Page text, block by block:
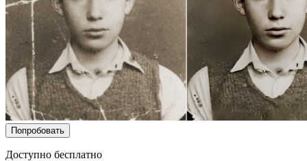
Попробовать
Доступно бесплатно